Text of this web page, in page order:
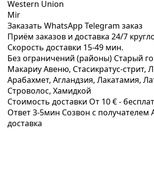
Western Union
Mir
Заказать WhatsApp Telegram заказ
Приём заказов и доставка 24/7
Скорость доставки 15-49 мин.
Без ограничений (районы) Старый
Макариу Авеню, Стаcикратус-стрит,
Арабахмет, Агландзия, Лакатамия,
Строволос, Хамидкой
Стоимость доставки От 10 € -
Ответ 3-5мин Созвон с получателем
доставка